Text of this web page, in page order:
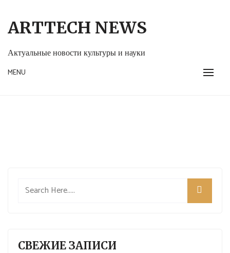
content
ARTTECH NEWS
Актуальные новости культуры и науки
MENU
СВЕЖИЕ ЗАПИСИ